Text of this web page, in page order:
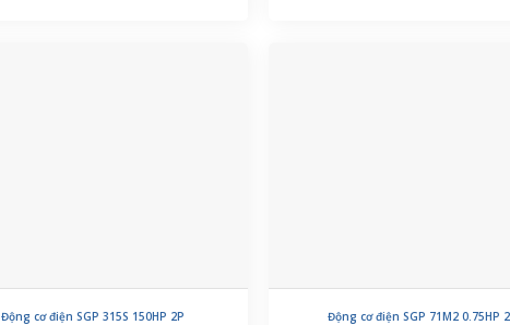
Động cơ điện SGP 315S 150HP 2P Động cơ điện SGP 71M2 0.75HP